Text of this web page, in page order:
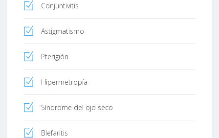
Conjuntivitis
Astigmatismo
Pterigión
Hipermetropía
Síndrome del ojo seco
Blefaritis